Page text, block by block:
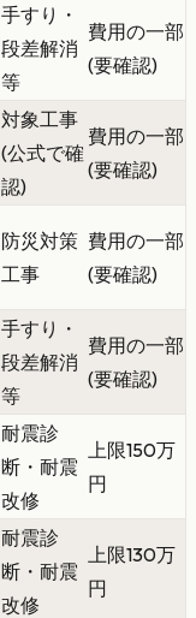
手すり・
段差解消
等
費用の一部
(要確認)
対象工事
(公式で確
認)
費用の一部
(要確認)
防災対策
工事
費用の一部
(要確認)
手すり・
段差解消
等
費用の一部
(要確認)
耐震診
断・耐震
改修
上限150万
円
耐震診
断・耐震
改修
上限130万
円